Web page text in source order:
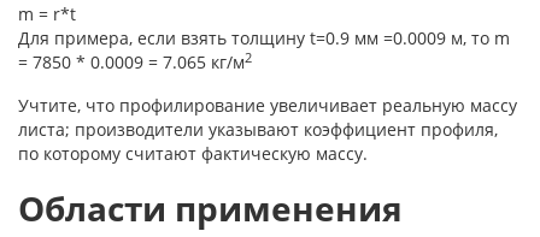
m = r*t
Для примера, если взять толщину t=0.9 мм =0.0009 м, то m
= 7850 * 0.0009 = 7.065 кг/м2
Учтите, что профилирование увеличивает реальную массу
листа; производители указывают коэффициент профиля,
по которому считают фактическую массу.
Области применения